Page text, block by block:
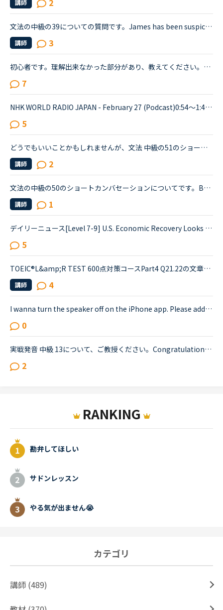
講師 2
文法の中級の39についての質問です。James has been suspicious about Andrew's strange behavior lately.James「 Frankly, I don't know why you are still going to that farm. You were only going there for ...
講師 3
初心者です。理解出来なかった部分があり、教えてください。James is asking Charlotte about Gabriella's birthday party. James When was Gabriella's birthday?Charlotte It was last weekend.James How was t...
7
NHK WORLD RADIO JAPAN - February 27 (Podcast)0:54～1:49The Japanese government is studying additional measures to prop up the tourist industry and smaller businesses hit hard by the spread of a ne...
5
どうでもいいことかもしれませんが、文法 中級の51のショートカンバセーションについて質問です。Daniel came back from Ben's house in the evening.Daniel “Ben asked me how you were doing. How was your day...
講師 2
文法の中級の50のショートカンバセーションについてです。Benjamin's son called him at his law firm while he was busy having a meeting. Benjamin &quot;What did my son say?&quot; Secretary &quot;He sai...
講師 1
デイリーニュース[Level 7-9] U.S. Economic Recovery Looks Bleakの1つの文が訳せません。教えていただけると嬉しいです。Economists are downgrading their expectations for the strength of the economic rec...
5
TOEIC®️L&amp;R TEST 600点対策コースPart4 Q21.22の文章でわからないことがあります。文章は以下の通りです。When you move, you should try to tell banks and credit card companies your new address at leas...
講師 4
I wanna turn the speaker off on the iPhone app. Please add a function to kill the speaker on the app.Very loud voice of tutors is coming from the speaker while tutors can not be hearing voice of us...
0
実戦発音 中級 13について、ご教授ください。Congratulations on your retirement boss! I'll never forget the years that I worked under you here at NativeCamp, nor will l forget the first day we met. Yo...
2
RANKING
勘弁してほしい
サドンレッスン
やる気が出ません😭
カテゴリ
講師 (489)